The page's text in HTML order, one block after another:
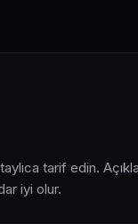
tarif edin.
iyi olur.